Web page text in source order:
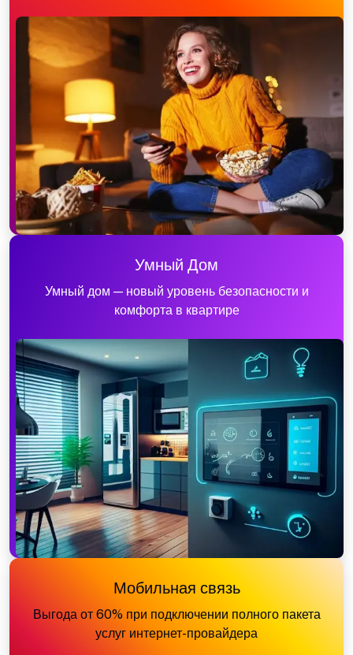
Умный Дом
Умный дом — новый уровень безопасности и
комфорта в квартире
Мобильная связь
Выгода от 60% при подключении полного пакета
услуг интернет-провайдера